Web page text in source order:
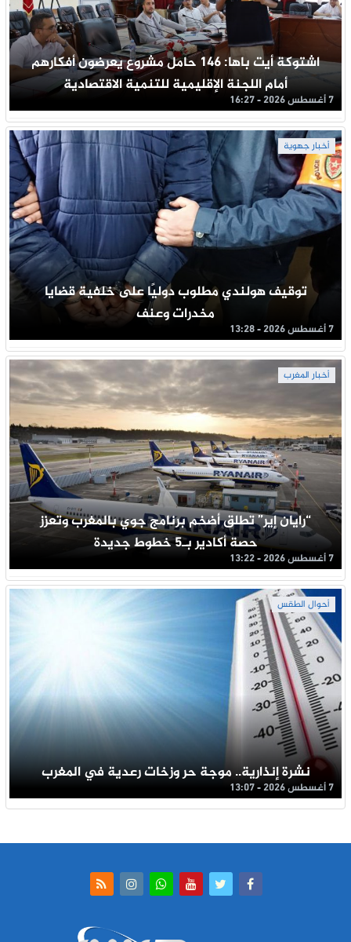
اشتوكة أيت باها: 146 حامل مشروع يعرضون أفكارهم
أمام اللجنة الإقليمية للتنمية الاقتصادية
7 أغسطس 2026 - 16:27
أخبار جهوية
توقيف هولندي مطلوب دوليًا على خلفية قضايا
مخدرات وعنف
7 أغسطس 2026 - 13:28
أخبار المغرب
“رايان إير” تطلق أضخم برنامج جوي بالمغرب وتعزز
حصة أكادير بـ5 خطوط جديدة
7 أغسطس 2026 - 13:22
أحوال الطقس
نشرة إنذارية.. موجة حر وزخات رعدية في المغرب
7 أغسطس 2026 - 13:07